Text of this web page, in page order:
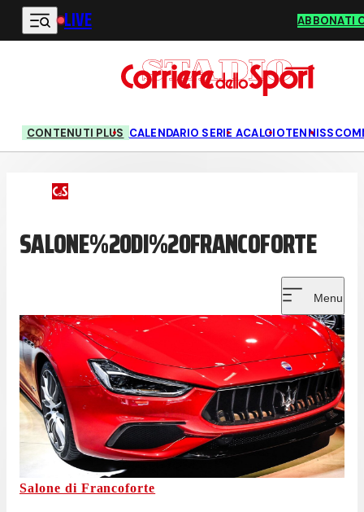
Vai al contenuto principale
LIVE ABBONATI
CONTENUTI PLUS CALENDARIO SERIE ACALCIOTENNIS
SALONE%20DI%20FRANCOFORTE
Menu
Salone di Francoforte